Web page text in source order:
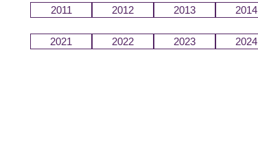
2011 2012 2013 2014
2021 2022 2023 2024